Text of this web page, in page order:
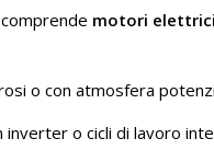
comprende motori
o con atmosfera
inverter o cicli di lavoro